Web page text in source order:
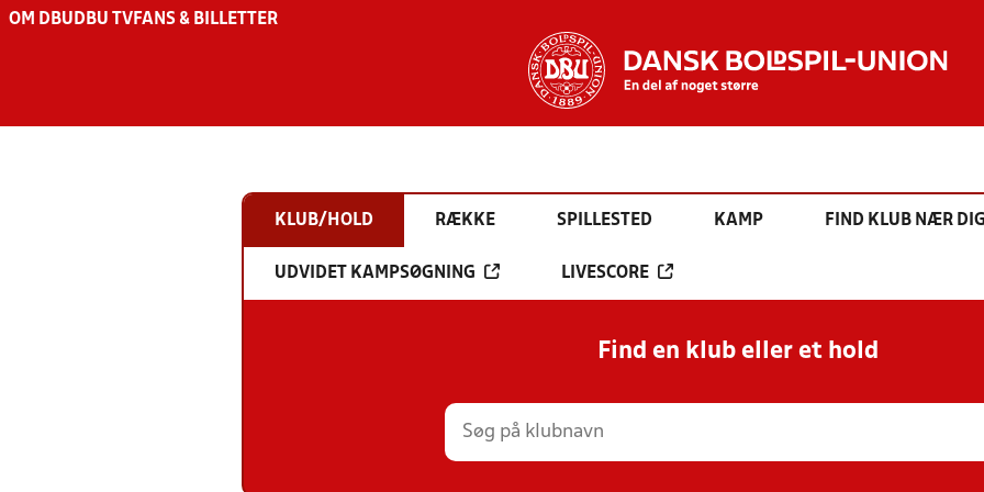
OM DBU DBU TV FANS & BILLETTER
KLUB/HOLD RÆKKE SPILLESTED KAMP FIND KLUB NÆR DIG
UDVIDET KAMPSØGNING LIVESCORE
Find en klub eller et hold